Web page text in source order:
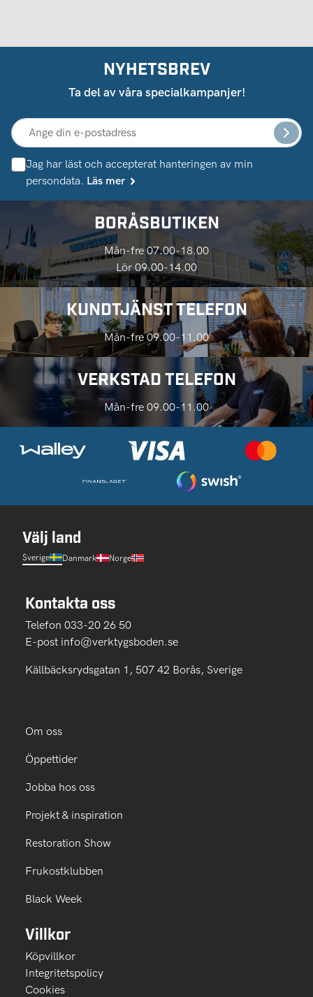
NYHETSBREV
Ta del av våra specialkampanjer!
Jag har läst och accepterat hanteringen av min
persondata. Läs mer
BORÅSBUTIKEN
Mån-fre 07.00-18.00
Lör 09.00-14.00
KUNDTJÄNST TELEFON
Mån-fre 09.00-11.00
VERKSTAD TELEFON
Mån-fre 09.00-11.00
Välj land
Sverige Danmark Norge
Kontakta oss
Telefon 033-20 26 50
E-post info@verktygsboden.se
Källbäcksrydsgatan 1, 507 42 Borås, Sverige
Om oss
Öppettider
Jobba hos oss
Projekt & inspiration
Restoration Show
Frukostklubben
Black Week
Villkor
Köpvillkor
Integritetspolicy
Cookies